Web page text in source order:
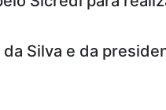
Silva e da